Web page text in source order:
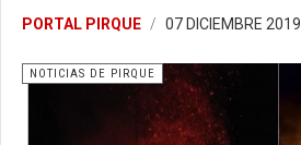
PORTAL PIRQUE 07 DICIEMBRE 2019
NOTICIAS DE PIRQUE